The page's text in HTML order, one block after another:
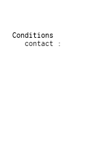
Conditions
contact :